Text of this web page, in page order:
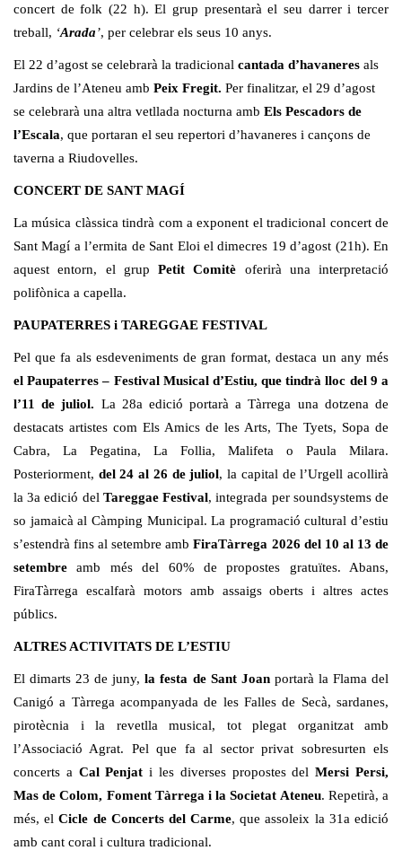
concert de folk (22 h). El grup presentarà el seu darrer i tercer
treball, ‘Arada’, per celebrar els seus 10 anys.
El 22 d’agost se celebrarà la tradicional cantada d’havaneres als
Jardins de l’Ateneu amb Peix Fregit. Per finalitzar, el 29 d’agost
se celebrarà una altra vetllada nocturna amb Els Pescadors de
l’Escala, que portaran el seu repertori d’havaneres i cançons de
taverna a Riudovelles.
CONCERT DE SANT MAGÍ
La música clàssica tindrà com a exponent el tradicional concert de
Sant Magí a l’ermita de Sant Eloi el dimecres 19 d’agost (21h). En
aquest entorn, el grup Petit Comitè oferirà una interpretació
polifònica a capella.
PAUPATERRES i TAREGGAE FESTIVAL
Pel que fa als esdeveniments de gran format, destaca un any més
el Paupaterres – Festival Musical d’Estiu, que tindrà lloc del 9 a
l’11 de juliol. La 28a edició portarà a Tàrrega una dotzena de
destacats artistes com Els Amics de les Arts, The Tyets, Sopa de
Cabra, La Pegatina, La Follia, Malifeta o Paula Milara.
Posteriorment, del 24 al 26 de juliol, la capital de l’Urgell acollirà
la 3a edició del Tareggae Festival, integrada per soundsystems de
so jamaicà al Càmping Municipal. La programació cultural d’estiu
s’estendrà fins al setembre ambFiraTàrrega 2026 del 10 al 13 de
setembreamb més del 60% de propostes gratuïtes. Abans,
FiraTàrrega escalfarà motors amb assaigs oberts i altres actes
públics.
ALTRES ACTIVITATS DE L’ESTIU
El dimarts 23 de juny, la festa de Sant Joanportarà la Flama del
Canigó a Tàrrega acompanyada de les Falles de Secà, sardanes,
pirotècnia i la revetlla musical, tot plegat organitzat amb
l’Associació Agrat. Pel que fa al sector privat sobresurten els
concerts a Cal Penjat i les diverses propostes delMersi Persi,
Mas de Colom, Foment Tàrrega i la Societat Ateneu. Repetirà, a
més, elCicle de Concerts del Carme, que assoleix la 31a edició
amb cant coral i cultura tradicional.